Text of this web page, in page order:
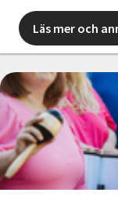
Läs mer och